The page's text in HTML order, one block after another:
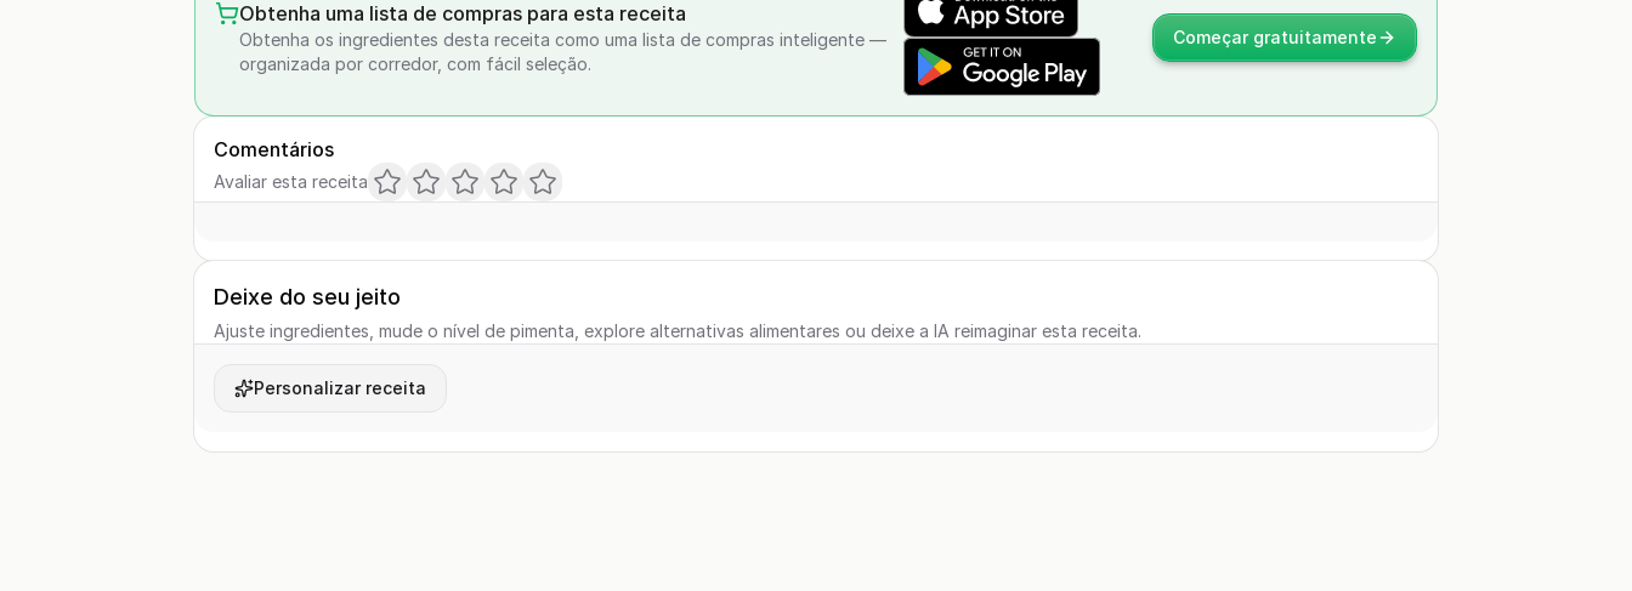
Obtenha uma lista de compras para esta receita
Obtenha os ingredientes desta receita como uma lista de compras inteligente —
organizada por corredor, com fácil seleção.
Começar gratuitamente
Comentários
Avaliar esta receita
Deixe do seu jeito
Ajuste ingredientes, mude o nível de pimenta, explore alternativas alimentares ou deixe a IA reimaginar esta receita.
Personalizar receita